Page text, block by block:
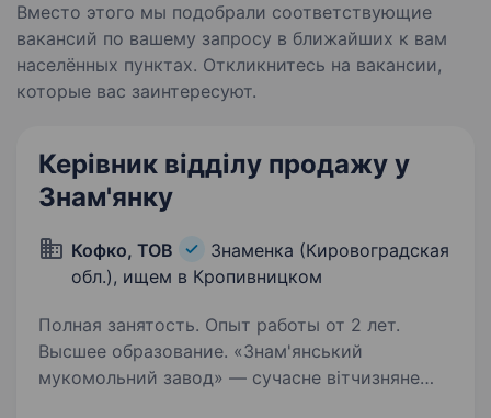
Вместо этого мы подобрали соответствующие
вакансий по вашему запросу в ближайших к вам
населённых пунктах. Откликнитесь на вакансии,
которые вас заинтересуют.
Керівник відділу продажу у
Знам'янку
Кофко, ТОВ
Знаменка (Кировоградская
обл.), ищем в Кропивницком
Полная занятость. Опыт работы от 2 лет.
Высшее образование. «Знам'янський
мукомольний завод» — сучасне вітчизняне